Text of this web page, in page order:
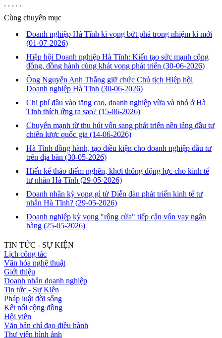
. . . . .
Cùng chuyên mục
Doanh nghiệp Hà Tĩnh kì vọng bứt phá trong nhiệm kì mới
(01-07-2026)
Hiệp hội Doanh nghiệp Hà Tĩnh: Kiến tạo sức mạnh cộng
đồng, đồng hành cùng khát vọng phát triển (30-06-2026)
Ông Nguyễn Anh Thắng giữ chức Chủ tịch Hiệp hội
Doanh nghiệp Hà Tĩnh (30-06-2026)
Chi phí đầu vào tăng cao, doanh nghiệp vừa và nhỏ ở Hà
Tĩnh thích ứng ra sao? (15-06-2026)
Chuyển mạnh từ thu hút vốn sang phát triển nền tảng đầu tư
chiến lược quốc gia (14-06-2026)
Hà Tĩnh đồng hành, tạo điều kiện cho doanh nghiệp đầu tư
trên địa bàn (30-05-2026)
Hiến kế tháo điểm nghẽn, khơi thông động lực cho kinh tế
tư nhân Hà Tĩnh (29-05-2026)
Doanh nhân kỳ vọng gì từ Diễn đàn phát triển kinh tế tư
nhân Hà Tĩnh? (29-05-2026)
Doanh nghiệp kỳ vọng "rộng cửa" tiếp cận vốn vay ngân
hàng (25-05-2026)
TIN TỨC - SỰ KIỆN
Lịch công tác
Văn hóa nghệ thuật
Giới thiệu
Doanh nhân doanh nghiệp
Tin tức - Sự Kiên
Pháp luật đời sống
Kết nối cộng đồng
Hội viên
Văn bản chỉ đạo điều hành
Thư viện hình ảnh